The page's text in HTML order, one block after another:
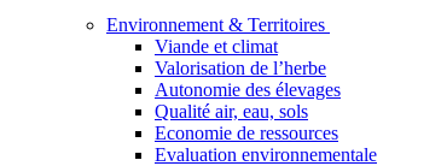
Environnement & Territoires
Viande et climat
Valorisation de l’herbe
Autonomie des élevages
Qualité air, eau, sols
Economie de ressources
Evaluation environnementale